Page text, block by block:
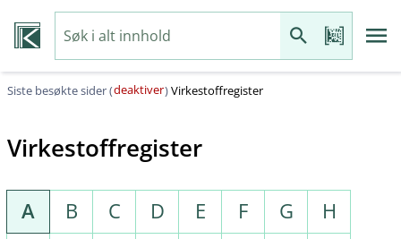
Siste besøkte sider (deaktiver)Virkestoffregister
Virkestoffregister
A B C D E F G
H